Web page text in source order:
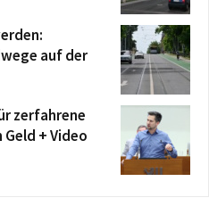
auf der
zerfahrene
+ Video